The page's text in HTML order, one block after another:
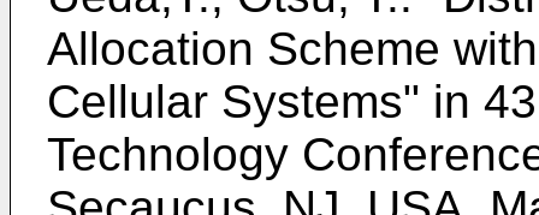
Allocation Scheme
Cellular Systems" in
Technology